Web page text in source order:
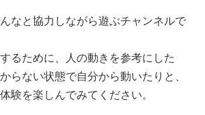
なと協力しながら遊ぶチャンネルで
るために、人の動きを参考にした
らない状態で自分から動いたりと、
験を楽しんでみてください。